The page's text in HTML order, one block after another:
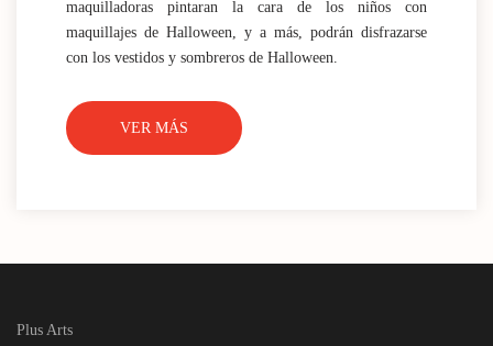
maquilladoras pintaran la cara de los niños con
maquillajes de Halloween, y a más, podrán disfrazarse
con los vestidos y sombreros de Halloween.
VER MÁS
Plus Arts